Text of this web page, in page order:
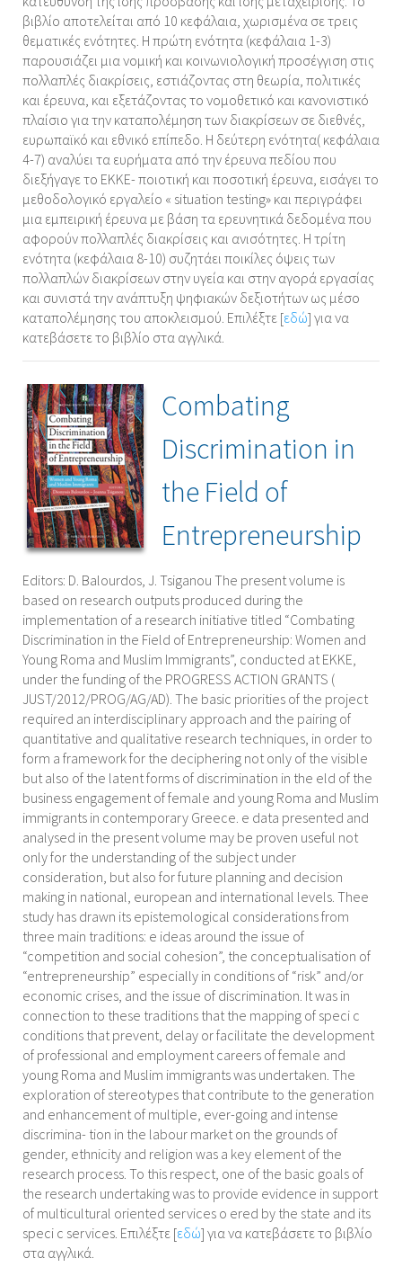
βιβλίο αποτελείται από 10 κεφάλαια, χωρισμένα σε τρεις
θεματικές ενότητες. Η πρώτη ενότητα (κεφάλαια 1-3)
παρουσιάζει μια νομική και κοινωνιολογική προσέγγιση στις
πολλαπλές διακρίσεις, εστιάζοντας στη θεωρία, πολιτικές
και έρευνα, και εξετάζοντας το νομοθετικό και κανονιστικό
πλαίσιο για την καταπολέμηση των διακρίσεων σε διεθνές,
ευρωπαϊκό και εθνικό επίπεδο. Η δεύτερη ενότητα( κεφάλαια
4-7) αναλύει τα ευρήματα από την έρευνα πεδίου που
διεξήγαγε το ΕΚΚΕ- ποιοτική και ποσοτική έρευνα, εισάγει το
μεθοδολογικό εργαλείο « situation testing» και περιγράφει
μια εμπειρική έρευνα με βάση τα ερευνητικά δεδομένα που
αφορούν πολλαπλές διακρίσεις και ανισότητες. Η τρίτη
ενότητα (κεφάλαια 8-10) συζητάει ποικίλες όψεις των
πολλαπλών διακρίσεων στην υγεία και στην αγορά εργασίας
και συνιστά την ανάπτυξη ψηφιακών δεξιοτήτων ως μέσο
καταπολέμησης του αποκλεισμού. Επιλέξτε [εδώ] για να
κατεβάσετε το βιβλίο στα αγγλικά.
Combating
Discrimination in
the Field of
Entrepreneurship
Editors: D. Balourdos, J. Tsiganou The present volume is
based on research outputs produced during the
implementation of a research initiative titled “Combating
Discrimination in the Field of Entrepreneurship: Women and
Young Roma and Muslim Immigrants”, conducted at EKKE,
under the funding of the PROGRESS ACTION GRANTS (
JUST/2012/PROG/AG/AD). The basic priorities of the project
required an interdisciplinary approach and the pairing of
quantitative and qualitative research techniques, in order to
form a framework for the deciphering not only of the visible
but also of the latent forms of discrimination in the eld of the
business engagement of female and young Roma and Muslim
immigrants in contemporary Greece. e data presented and
analysed in the present volume may be proven useful not
only for the understanding of the subject under
consideration, but also for future planning and decision
making in national, european and international levels. Thee
study has drawn its epistemological considerations from
three main traditions: e ideas around the issue of
“competition and social cohesion”, the conceptualisation of
“entrepreneurship” especially in conditions of “risk” and/or
economic crises, and the issue of discrimination. It was in
connection to these traditions that the mapping of speci c
conditions that prevent, delay or facilitate the development
of professional and employment careers of female and
young Roma and Muslim immigrants was undertaken. The
exploration of stereotypes that contribute to the generation
and enhancement of multiple, ever-going and intense
discrimina- tion in the labour market on the grounds of
gender, ethnicity and religion was a key element of the
research process. To this respect, one of the basic goals of
the research undertaking was to provide evidence in support
of multicultural oriented services o ered by the state and its
speci c services. Επιλέξτε [εδώ] για να κατεβάσετε το βιβλίο
στα αγγλικά.